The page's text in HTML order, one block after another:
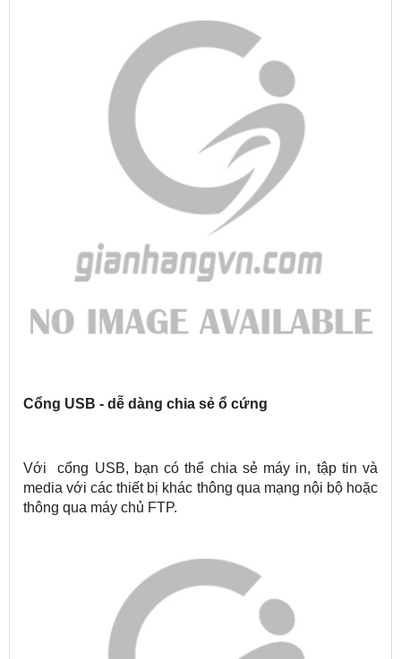
Cổng USB - dễ dàng chia sẻ ổ cứng
Với cổng USB, bạn có thể chia sẻ máy in, tập tin và
media với các thiết bị khác thông qua mạng nội bộ hoặc
thông qua máy chủ FTP.